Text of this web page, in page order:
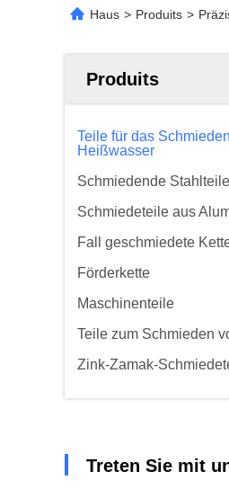
Haus > Produits >
Produits
Teile für das
Heißwasser
Schmiedende Stahlteile
Schmiedeteile aus
Fall geschmiedete
Förderkette
Maschinenteile
Teile zum Schmieden
Zink-Zamak-
Treten Sie mit uns